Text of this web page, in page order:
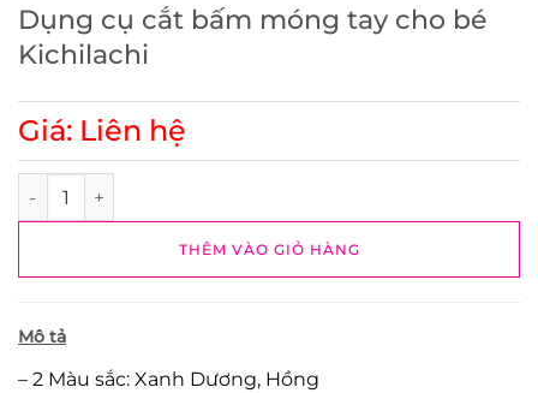
Dụng cụ cắt bấm móng tay cho bé
Kichilachi
Giá: Liên hệ
Dụng cụ cắt bấm móng tay cho bé Kichilachi số lượng
THÊM VÀO GIỎ HÀNG
Mô tả
– 2 Màu sắc: Xanh Dương, Hồng